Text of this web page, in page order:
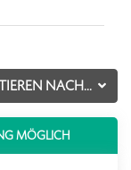
NACH...
MÖGLICH